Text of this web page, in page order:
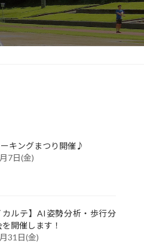
キングまつり開催♪
7日(金)
カルテ】AI姿勢分析・歩行分
開催します！
31日(金)